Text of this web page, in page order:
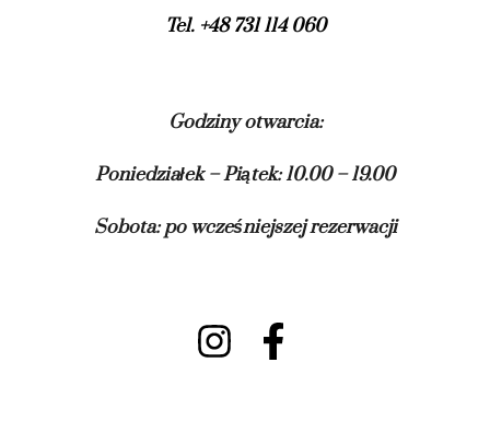
Tel. +48 731 114 060
Godziny otwarcia:
Poniedziałek – Piątek: 10.00 – 19.00
Sobota: po wcześniejszej rezerwacji